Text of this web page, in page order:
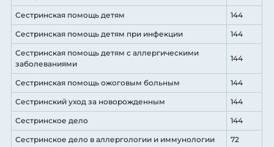
Сестринская помощь детям 144
Сестринская помощь детям при инфекции 144
Сестринская помощь детям с аллергическими
заболеваниями
144
Сестринская помощь ожоговым больным 144
Сестринский уход за новорожденным 144
Сестринское дело 144
Сестринское дело в аллергологии и иммунологии 72